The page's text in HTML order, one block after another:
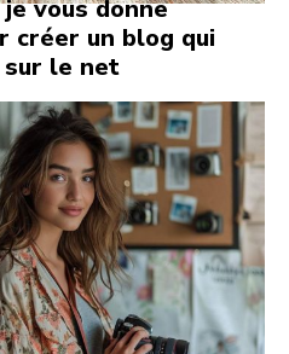
vous donne
créer un blog qui
sur le net